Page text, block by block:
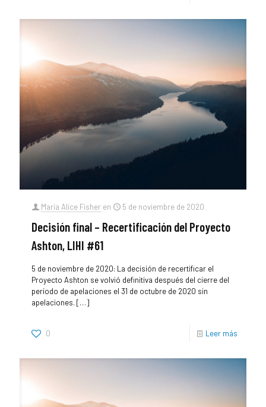
María Alice Fisher en 5 de noviembre de 2020
Decisión final – Recertificación del Proyecto
Ashton, LIHI #61
5 de noviembre de 2020: La decisión de recertificar el
Proyecto Ashton se volvió definitiva después del cierre del
período de apelaciones el 31 de octubre de 2020 sin
apelaciones. […]
0 Leer más